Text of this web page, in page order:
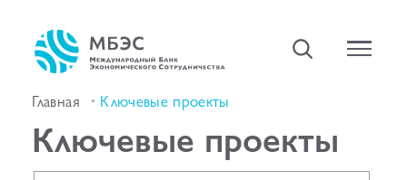
Главная Ключевые проекты
Ключевые проекты